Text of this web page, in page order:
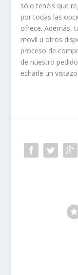
sólo tenéis que
por todas las
ofrece. Además,
movil u otros
proceso de
de nuestro
echarle un